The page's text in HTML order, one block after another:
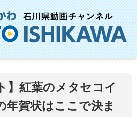
】紅葉のメタセコイ
年賀状はここで決ま